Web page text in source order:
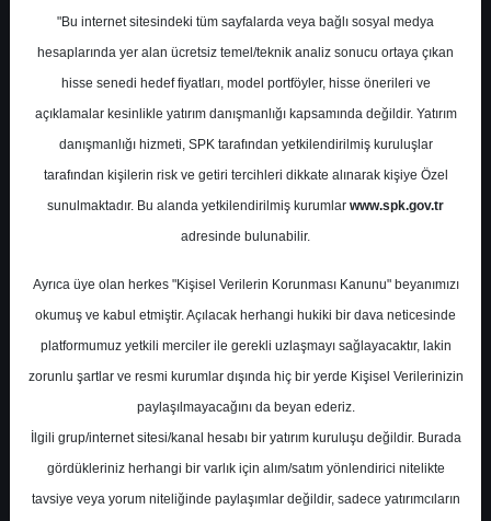
Ana Sayfa Raporlar
Ak Yatırım
Rapor Detay
BIMAS - Hedef Fiyat
Raporu
A- A+
"Bu internet sitesindeki tüm sayfalarda veya bağlı sosyal medya
hesaplarında yer alan ücretsiz temel/teknik analiz sonucu ortaya çıkan
hisse senedi hedef fiyatları, model portföyler, hisse önerileri ve
açıklamalar kesinlikle yatırım danışmanlığı kapsamında değildir. Yatırım
danışmanlığı hizmeti, SPK tarafından yetkilendirilmiş kuruluşlar
tarafından kişilerin risk ve getiri tercihleri dikkate alınarak kişiye Özel
sunulmaktadır. Bu alanda yetkilendirilmiş kurumlar www.spk.gov.tr
adresinde bulunabilir.
Ayrıca üye olan herkes "Kişisel Verilerin Korunması Kanunu" beyanımızı
okumuş ve kabul etmiştir. Açılacak herhangi hukiki bir dava neticesinde
platformumuz yetkili merciler ile gerekli uzlaşmayı sağlayacaktır, lakin
zorunlu şartlar ve resmi kurumlar dışında hiç bir yerde Kişisel Verilerinizin
paylaşılmayacağını da beyan ederiz.
İlgili grup/internet sitesi/kanal hesabı bir yatırım kuruluşu değildir. Burada
gördükleriniz herhangi bir varlık için alım/satım yönlendirici nitelikte
tavsiye veya yorum niteliğinde paylaşımlar değildir, sadece yatırımcıların